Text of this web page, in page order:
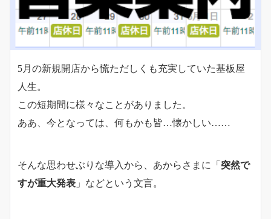
5月の新規開店から慌ただしくも充実していた基板屋
人生。
この短期間に様々なことがありました。
ああ、今となっては、何もかも皆…懐かしい……
そんな思わせぶりな導入から、あからさまに「 突然で
すが重大発表 」などという文言。